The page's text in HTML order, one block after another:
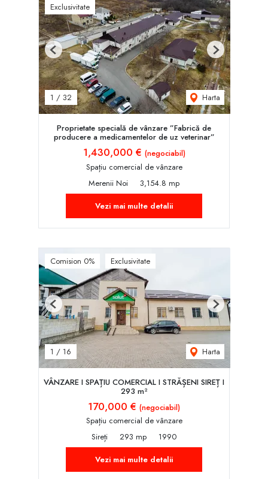
Exclusivitate
1 / 32 Harta
Previous Next
Proprietate specială de vânzare ”Fabrică de
producere a medicamentelor de uz veterinar”
1,430,000 € (negociabil)
Spațiu comercial de vânzare
Merenii Noi
3,154.8 mp
Vezi mai multe detalii
Comision 0% Exclusivitate
1 / 16 Harta
Previous Next
VÂNZARE I SPAȚIU COMERCIAL I STRĂȘENI SIREȚ I
293 m²
170,000 € (negociabil)
Spațiu comercial de vânzare
Sireți
293 mp
1990
Vezi mai multe detalii